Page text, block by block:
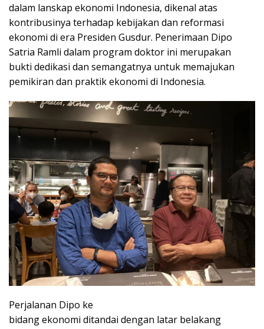
dalam lanskap ekonomi Indonesia, dikenal atas
kontribusinya terhadap kebijakan dan reformasi
ekonomi di era Presiden Gusdur. Penerimaan Dipo
Satria Ramli dalam program doktor ini merupakan
bukti dedikasi dan semangatnya untuk memajukan
pemikiran dan praktik ekonomi di Indonesia.
Perjalanan Dipo ke
bidang ekonomi ditandai dengan latar belakang